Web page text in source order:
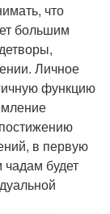
что
большим
Личное
функцию
в первую
чадам будет